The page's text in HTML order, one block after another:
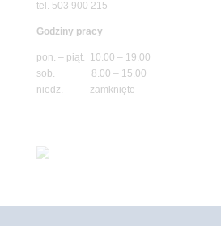
tel. 503 900 215
Godziny pracy
pon. – piąt. 10.00 – 19.00
sob. 8.00 – 15.00
niedz. zamknięte